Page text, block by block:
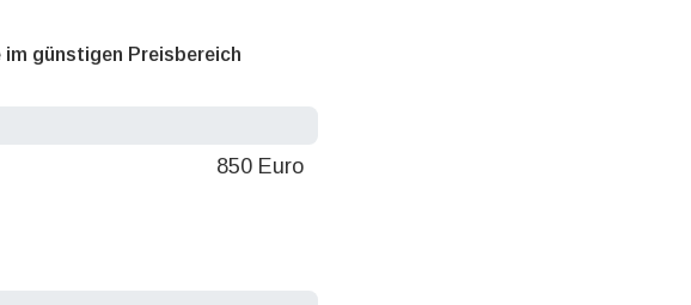
günstigen Preisbereich
850 Euro